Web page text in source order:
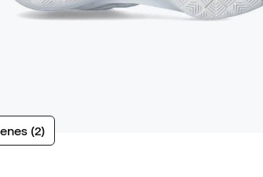
(2)